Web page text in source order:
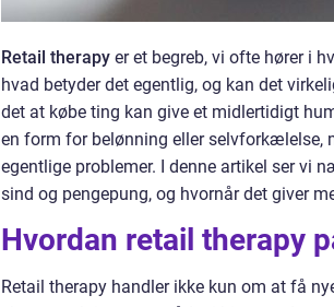
Retail therapy er et begreb, vi ofte hører i
hvad betyder det egentlig, og kan det
det at købe ting kan give et midlertidigt
en form for belønning eller selvforkælelse,
egentlige problemer. I denne artikel ser vi
sind og pengepung, og hvornår det giver
Hvordan retail therapy
Retail therapy handler ikke kun om at få